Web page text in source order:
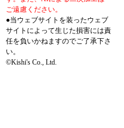
ご遠慮ください。
●当ウェブサイトを装ったウェブ
サイトによって生じた損害には責
任を負いかねますのでご了承下さ
い。
©Kishi's Co., Ltd.